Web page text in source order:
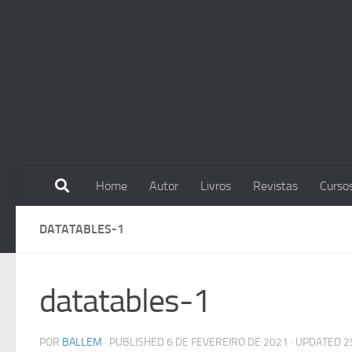
Home Autor Livros Revistas
DATATABLES-1
datatables-1
POR BALLEM · PUBLISHED 6 DE FEVEREIRO DE 2021 · UPDATED